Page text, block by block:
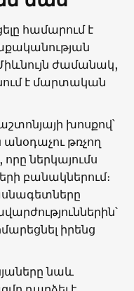
համարում է
ժամանակ,
է մարտական
խոսքով՝
թռչող
ներկայումս
բանակներում։
իրենց
նաև